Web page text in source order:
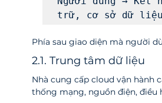
trữ, cơ sở dữ liệu
Phía sau giao diện mà người
2.1. Trung tâm dữ liệu
Nhà cung cấp cloud vận
thống mạng, nguồn điện, điều